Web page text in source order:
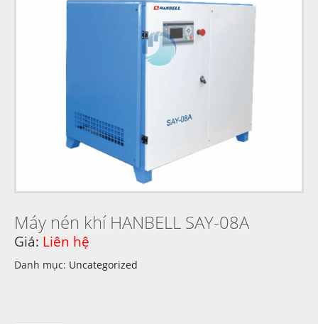
Máy nén khí HANBELL SAY-08A
Giá: Liên hệ
Danh mục: Uncategorized